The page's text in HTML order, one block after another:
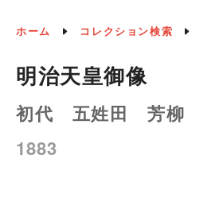
ホーム コレクション検索
明治天皇御像
初代 五姓田 芳柳
1883